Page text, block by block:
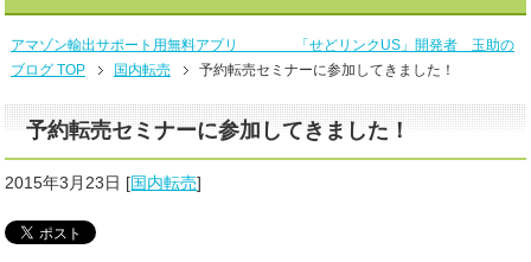
アマゾン輸出サポート用無料アプリ 「せどリンクUS」開発者 玉助の
ブログ TOP
国内転売 予約転売セミナーに参加してきました！
予約転売セミナーに参加してきました！
2015年3月23日 [国内転売]